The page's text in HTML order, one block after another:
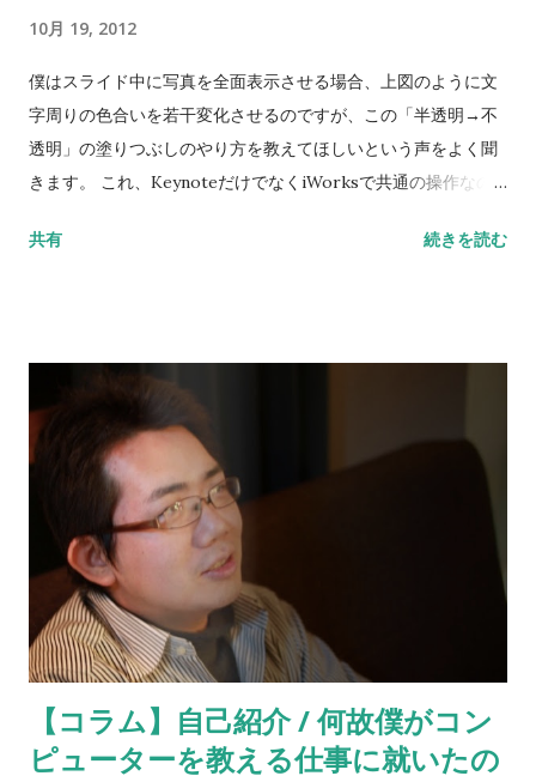
10月 19, 2012
僕はスライド中に写真を全面表示させる場合、上図のように文
字周りの色合いを若干変化させるのですが、この「半透明→不
透明」の塗りつぶしのやり方を教えてほしいという声をよく聞
きます。 これ、KeynoteだけでなくiWorksで共通の操作なの
で今回は動画で作り方を公開します。
共有 続きを読む
【コラム】自己紹介 / 何故僕がコン
ピューターを教える仕事に就いたの